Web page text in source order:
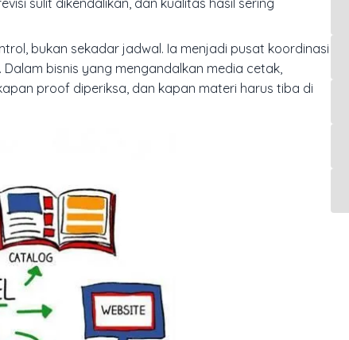
sulit dikendalikan, dan kualitas hasil sering
bukan sekadar jadwal. Ia menjadi pusat koordinasi
bisnis yang mengandalkan media cetak,
proof diperiksa, dan kapan materi harus tiba di